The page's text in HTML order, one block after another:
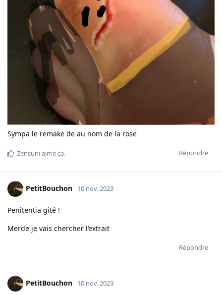
Sympa le remake de au nom de la rose
Répondre
Zensuniaime ça.
PetitBouchon 10 nov. 2023
Penitentia gité !
Merde je vais chercher l’extrait
Répondre
PetitBouchon 10 nov. 2023